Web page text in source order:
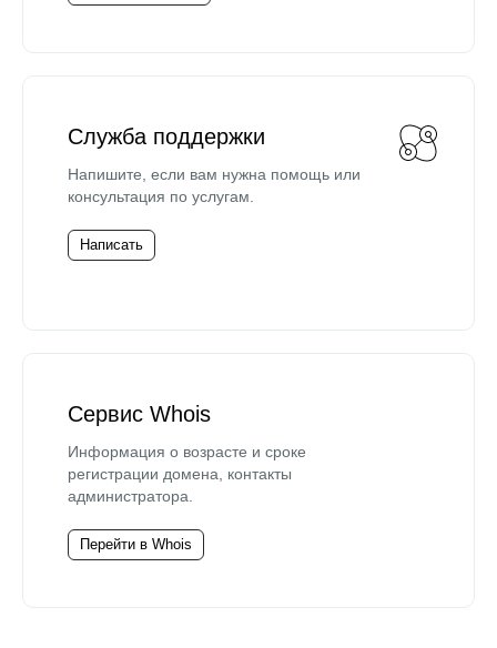
Служба поддержки
Напишите, если вам нужна помощь или
консультация по услугам.
Написать
Сервис Whois
Информация о возрасте и сроке
регистрации домена, контакты
администратора.
Перейти в Whois